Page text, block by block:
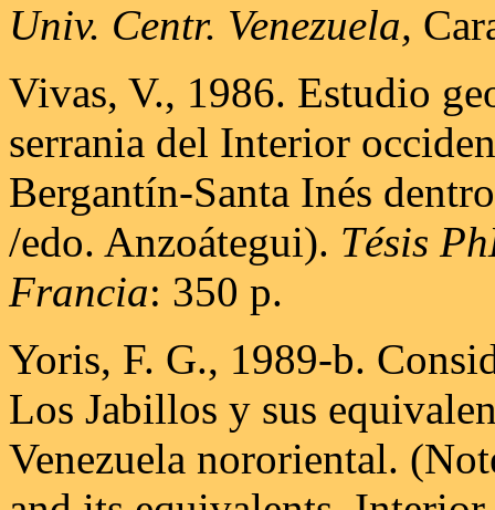
Univ. Centr. Venezuela,
Vivas, V., 1986. Estudio
serrania del Interior
Bergantín-Santa Inés
/edo. Anzoátegui). Tésis
Francia: 350 p.
Yoris, F. G., 1989-b.
Los Jabillos y sus
Venezuela nororiental.